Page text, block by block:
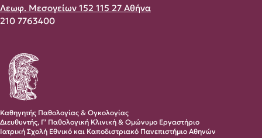
Λεωφ. Μεσογείων 152 115 27 Αθήνα
210 7763400
Καθηγητής Παθολογίας & Ογκολογίας
Διευθυντής, Γ’ Παθολογική Κλινική & Ομώνυμο Εργαστήριο
Ιατρική Σχολή Εθνικό και Καποδιστριακό Πανεπιστήμιο Αθηνών